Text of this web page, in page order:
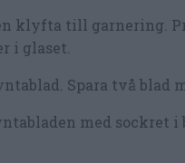
klyfta till garnering.
i glaset.
Spara två blad
med sockret i